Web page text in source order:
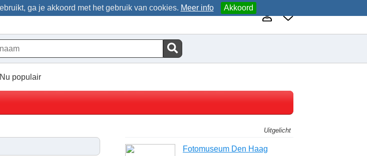
ga je akkoord met het gebruik van cookies. Meer info Akkoord
Nu populair
Uitgelicht
Fotomuseum Den Haag